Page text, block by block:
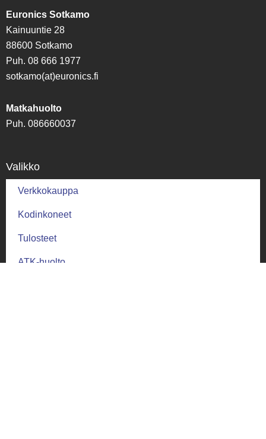
Euronics Sotkamo
Kainuuntie 28
88600 Sotkamo
Puh. 08 666 1977
sotkamo(at)euronics.fi
Matkahuolto
Puh. 086660037
Valikko
Verkkokauppa
Kodinkoneet
Tulosteet
ATK-huolto